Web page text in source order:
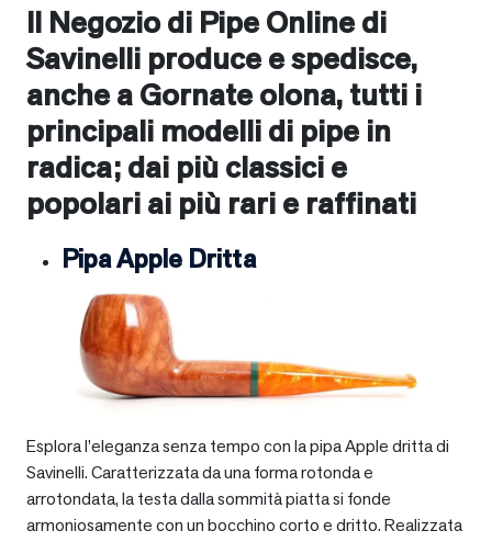
Il Negozio di Pipe Online di
Savinelli produce e spedisce,
anche aGornate olona, tutti i
principali modelli di pipe in
radica; dai più classici e
popolari ai più rari e raffinati
Pipa Apple Dritta
Esplora l’eleganza senza tempo con la pipa Apple dritta di
Savinelli. Caratterizzata da una forma rotonda e
arrotondata, la testa dalla sommità piatta si fonde
armoniosamente con un bocchino corto e dritto. Realizzata